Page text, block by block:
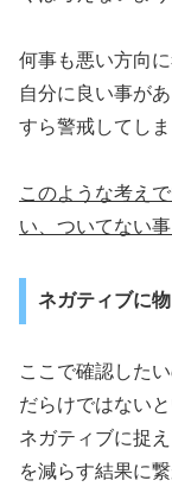
何事も悪い方向
自分に良い事が
すら警戒してしま
このような考え
い、ついてない
ネガティブに
ここで確認した
だらけではないと
ネガティブに捉
を減らす結果に